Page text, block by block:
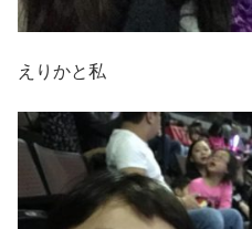
えりかと私